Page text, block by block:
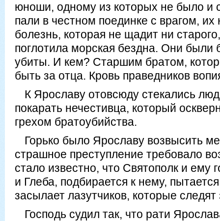
юноши, одному из которых не было и
пали в честном поединке с врагом, их
болезнь, которая не щадит ни
поглотила морская бездна. Они были
убиты. И кем? Старшим братом,
быть за отца. Кровь праведников
К Ярославу отовсюду стекались
покарать нечестивца, который
грехом братоубийства.
Горько было Ярославу возвысить
страшное преступление требовало
стало известно, что Святополк и ему
и Глеба, подбирается к нему,
засылает лазутчиков, которые
Господь судил так, что рати